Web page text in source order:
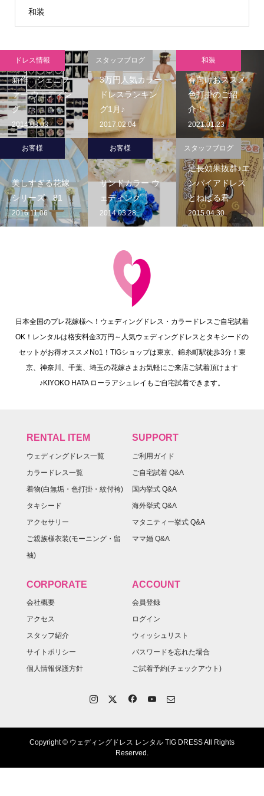
和装
新作 ジェニフ
ァー ウェディン
グ
2014.08.03
ドレス情報
3万円人気カラー
ドレスランキン
グ1月♪
2017.02.04
スタッフブログ
春向けおススメ
色打掛のご紹
介！
2021.01.23
和装
美しすぎる花嫁
シリーズ 81
2016.11.06
お客様
サンドカラー ウ
ェディング
2014.03.28
お客様
足長効果抜群♪エ
ンパイアドレス
とねばる君
2015.04.30
スタッフブログ
日本全国のプレ花嫁様へ！ウェディングドレス・カラードレスご自宅試着
OK！レンタルは格安料金3万円～人気ウェディングドレスとタキシードの
セットがお得オススメNo1！TIGショップは東京、錦糸町駅徒歩3分！東
京、神奈川、千葉、埼玉の花嫁さまお気軽にご来店ご試着頂けます
♪KIYOKO HATA ローラアシュレイもご自宅試着できます。
RENTAL ITEM
ウェディングドレス一覧
カラードレス一覧
着物(白無垢・色打掛・紋付袴)
タキシード
アクセサリー
ご親族様衣装(モーニング・留
袖)
SUPPORT
ご利用ガイド
ご自宅試着 Q&A
国内挙式 Q&A
海外挙式 Q&A
マタニティー挙式 Q&A
ママ婚 Q&A
CORPORATE
会社概要
アクセス
スタッフ紹介
サイトポリシー
個人情報保護方針
ACCOUNT
会員登録
ログイン
ウィッシュリスト
パスワードを忘れた場合
ご試着予約(チェックアウト)
Copyright © ウェディングドレス レンタル TIG DRESS All Rights
Reserved.